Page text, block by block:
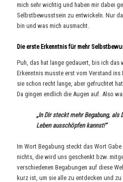
mich sehr wichtig und haben mir dabei
Selbstbewusstsein zu entwickeln. Nur
bin und was mich ausmacht.
Die erste Erkenntnis für mehr
Puh, das hat lange gedauert, bis ich das
Erkenntnis musste erst vom Verstand ins
sie schon recht lange, aber gefruchtet
Da gingen endlich die Augen auf. Also
„In Dir steckt mehr Begabung, als
Leben ausschöpfen kannst!“
Im Wort Begabung steckt das Wort
nichts, die wird uns geschenkt bzw.
verschiedenen Begabungen auf diese
kurz ist, um sie alle zu entdecken und